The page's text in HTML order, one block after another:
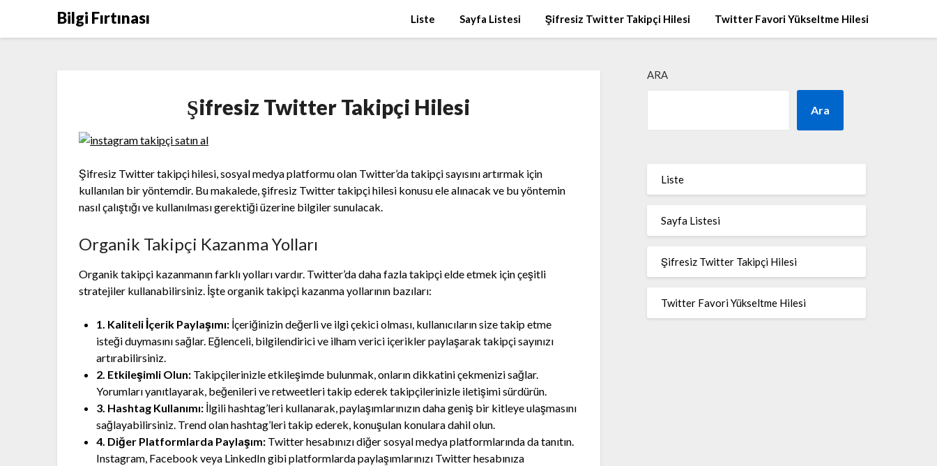
Bilgi Fırtınası Liste Sayfa Listesi Şifresiz Twitter Takipçi Hilesi Twitter Favori Yükseltme Hilesi
Şifresiz Twitter Takipçi Hilesi
Şifresiz Twitter takipçi hilesi, sosyal medya platformu olan Twitter’da takipçi sayısını artırmak için
kullanılan bir yöntemdir. Bu makalede, şifresiz Twitter takipçi hilesi konusu ele alınacak ve bu yöntemin
nasıl çalıştığı ve kullanılması gerektiği üzerine bilgiler sunulacak.
Organik Takipçi Kazanma Yolları
Organik takipçi kazanmanın farklı yolları vardır. Twitter’da daha fazla takipçi elde etmek için çeşitli
stratejiler kullanabilirsiniz. İşte organik takipçi kazanma yollarının bazıları:
1. Kaliteli İçerik Paylaşımı: İçeriğinizin değerli ve ilgi çekici olması, kullanıcıların size takip etme
isteği duymasını sağlar. Eğlenceli, bilgilendirici ve ilham verici içerikler paylaşarak takipçi sayınızı
artırabilirsiniz.
2. Etkileşimli Olun: Takipçilerinizle etkileşimde bulunmak, onların dikkatini çekmenizi sağlar.
Yorumları yanıtlayarak, beğenileri ve retweetleri takip ederek takipçilerinizle iletişimi sürdürün.
3. Hashtag Kullanımı: İlgili hashtag’leri kullanarak, paylaşımlarınızın daha geniş bir kitleye ulaşmasını
sağlayabilirsiniz. Trend olan hashtag’leri takip ederek, konuşulan konulara dahil olun.
4. Diğer Platformlarda Paylaşım: Twitter hesabınızı diğer sosyal medya platformlarında da tanıtın.
Instagram, Facebook veya LinkedIn gibi platformlarda paylaşımlarınızı Twitter hesabınıza
ARA
Ara
Liste
Sayfa Listesi
Şifresiz Twitter Takipçi Hilesi
Twitter Favori Yükseltme Hilesi